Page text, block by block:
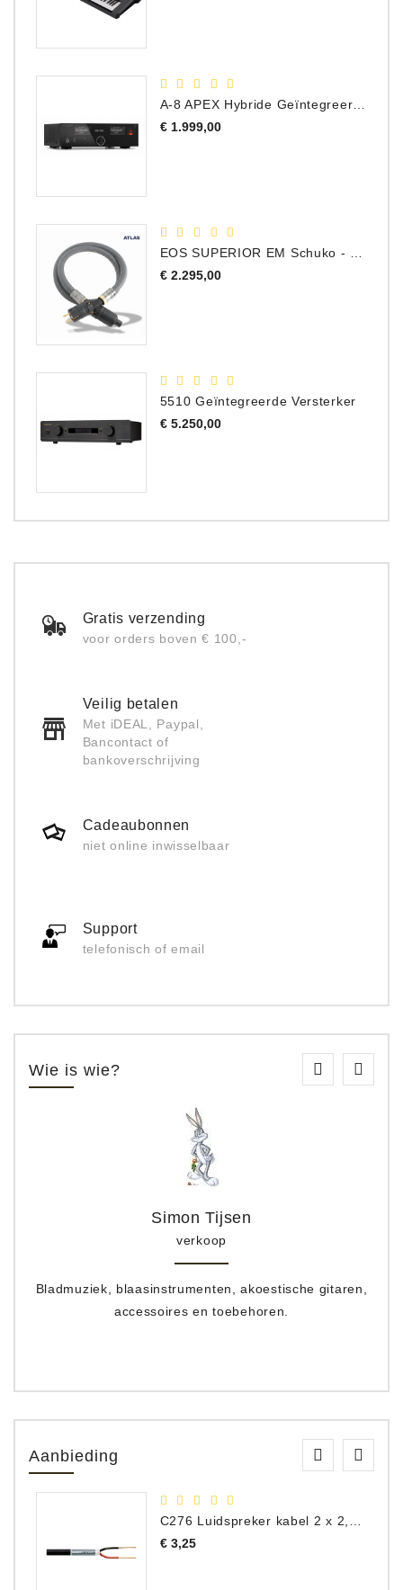
A-8 APEX Hybride Geïntegreerde Versterker
€ 1.999,00Prijs
€ 2.295,00Prijs
5510 Geïntegreerde Versterker
€ 5.250,00Prijs
Gratis verzending
voor orders boven € 100,-
Veilig betalen
Met iDEAL, Paypal,
Bancontact of
bankoverschrijving
Cadeaubonnen
niet online inwisselbaar
Support
telefonisch of email
Wie is wie?
Simon Tijsen
verkoop
Bladmuziek, blaasinstrumenten, akoestische gitaren,
accessoires en toebehoren.
Aanbieding
C276 Luidspreker kabel 2 x 2,50 mm² (per meter)
€ 3,25Prijs